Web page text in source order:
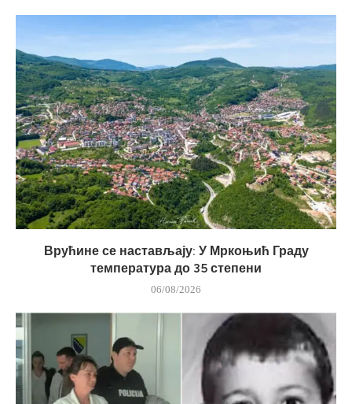
Врућине се настављају: У Мркоњић Граду
температура до 35 степени
06/08/2026